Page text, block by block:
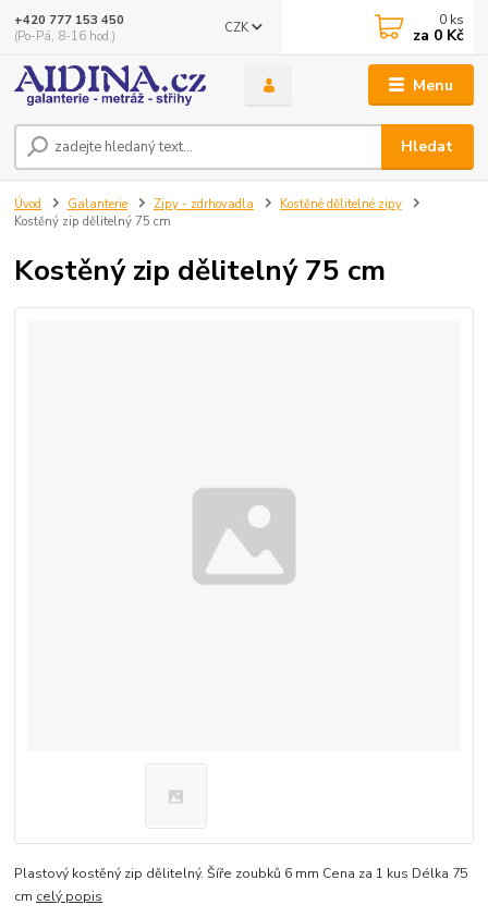
Menu
CZK
Hledat
+420 777 153 450
(Po-Pá, 8-16 hod.)
0 ks
za 0 Kč
Úvod Galanterie Zipy - zdrhovadla
Kostěné dělitelné zipy
Kostěný zip dělitelný 75 cm
Kostěný zip dělitelný 75 cm
Plastový kostěný zip dělitelný. Šíře zoubků 6 mm Cena za 1 kus Délka 75
cm celý popis